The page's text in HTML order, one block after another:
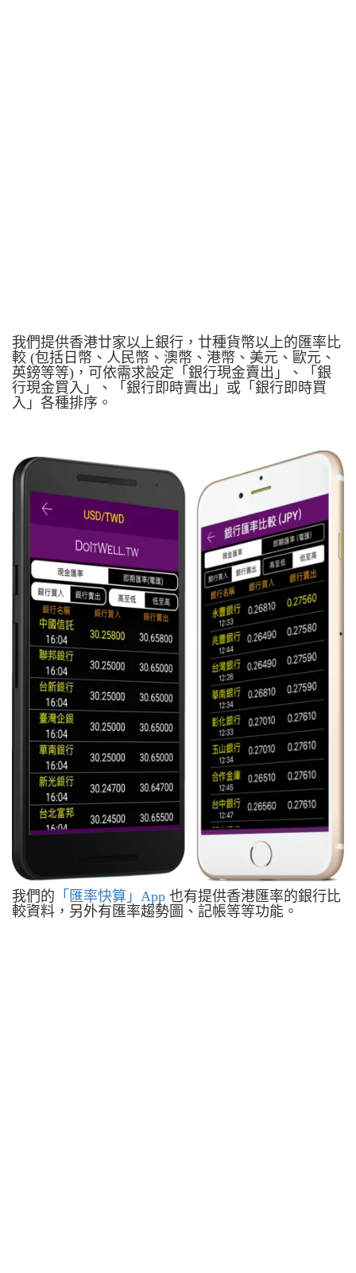
我們提供香港廿家以上銀行，廿種貨幣以上的匯率比
較 (包括日幣、人民幣、澳幣、港幣、美元、歐元、
英鎊等等)，可依需求設定「銀行現金賣出」、「銀
行現金買入」、「銀行即時賣出」或「銀行即時買
入」各種排序。
我們的 「匯率快算」App 也有提供香港匯率的銀行比
較資料，另外有匯率趨勢圖、記帳等等功能。